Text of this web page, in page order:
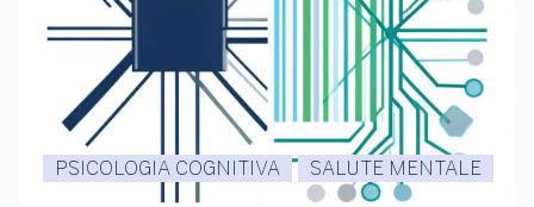
PSICOLOGIA COGNITIVA SALUTE MENTALE